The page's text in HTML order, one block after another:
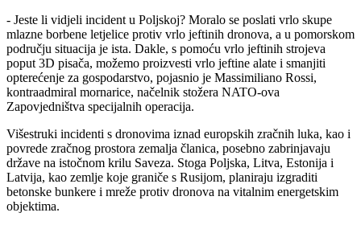
- Jeste li vidjeli incident u Poljskoj? Moralo se poslati vrlo skupe
mlazne borbene letjelice protiv vrlo jeftinih dronova, a u pomorskom
području situacija je ista. Dakle, s pomoću vrlo jeftinih strojeva
poput 3D pisača, možemo proizvesti vrlo jeftine alate i smanjiti
opterećenje za gospodarstvo, pojasnio je Massimiliano Rossi,
kontraadmiral mornarice, načelnik stožera NATO-ova
Zapovjedništva specijalnih operacija.
Višestruki incidenti s dronovima iznad europskih zračnih luka, kao i
povrede zračnog prostora zemalja članica, posebno zabrinjavaju
države na istočnom krilu Saveza. Stoga Poljska, Litva, Estonija i
Latvija, kao zemlje koje graniče s Rusijom, planiraju izgraditi
betonske bunkere i mreže protiv dronova na vitalnim energetskim
objektima.